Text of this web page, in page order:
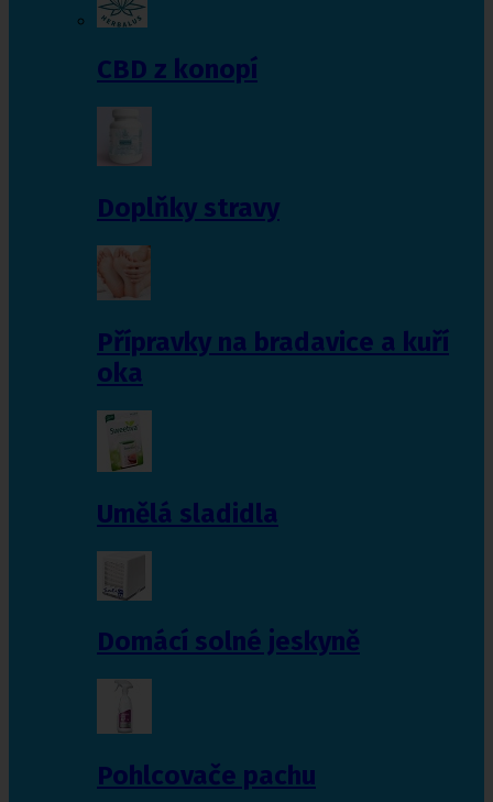
CBD z konopí
Doplňky stravy
Přípravky na bradavice a kuří
oka
Umělá sladidla
Domácí solné jeskyně
Pohlcovače pachu